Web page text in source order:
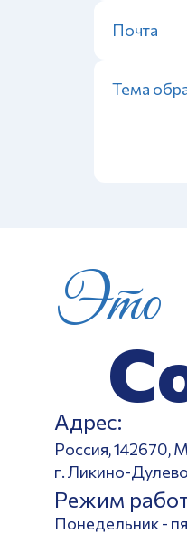
Это
Адрес:
Россия, 142670,
г. Ликино-
Режим
Понедельник -